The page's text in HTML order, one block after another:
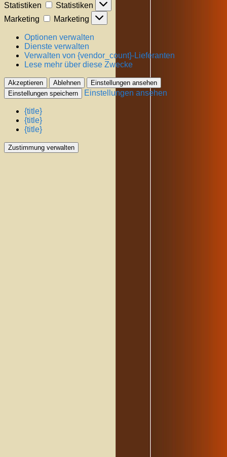
Statistiken
Statistiken
Marketing
Marketing
Optionen verwalten
Dienste verwalten
Verwalten von {vendor_count}-Lieferanten
Lese mehr über diese Zwecke
Akzeptieren Ablehnen
Einstellungen ansehen
Einstellungen speichern
Einstellungen ansehen
{title}
{title}
{title}
Zustimmung verwalten